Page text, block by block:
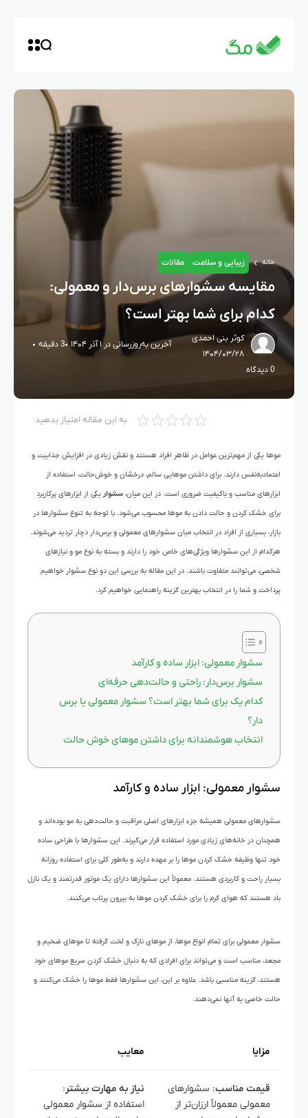
خانه زیبایی و سلامت مقالات
مقایسه سشوارهای برس‌دار و معمولی:
کدام برای شما بهتر است؟
کوثر بنی احمدی
۱۴۰۴/۰۳/۲۸
آخرین به‌روزرسانی در ۱ آذر ۱۴۰۴ 3 دقیقه
0 دیدگاه
به این مقاله امتیاز بدهید
موها یکی از مهم‌ترین عوامل در ظاهر افراد هستند و نقش زیادی در افزایش جذابیت و
اعتمادبه‌نفس دارند. برای داشتن موهایی سالم، درخشان و خوش‌حالت، استفاده از
ابزارهای مناسب و باکیفیت ضروری است. در این میان، سشوار یکی از ابزارهای پرکاربرد
برای خشک کردن و حالت دادن به موها محسوب می‌شود. با توجه به تنوع سشوارها در
بازار، بسیاری از افراد در انتخاب میان سشوارهای معمولی و برس‌دار دچار تردید می‌شوند.
هرکدام از این سشوارها ویژگی‌های خاص خود را دارند و بسته به نوع مو و نیازهای
شخصی، می‌توانند متفاوت باشند. در این مقاله به بررسی این دو نوع سشوار خواهیم
پرداخت و شما را در انتخاب بهترین گزینه راهنمایی خواهیم کرد.
سشوار معمولی: ابزار ساده و کارآمد
سشوار برس‌دار: راحتی و حالت‌دهی حرفه‌ای
کدام یک برای شما بهتر است؟ سشوار معمولی یا برس
دار؟
انتخاب هوشمندانه برای داشتن موهای خوش حالت
سشوار معمولی: ابزار ساده و کارآمد
سشوارهای معمولی همیشه جزء ابزارهای اصلی مراقبت و حالت‌دهی به مو بوده‌اند و
همچنان در خانه‌های زیادی مورد استفاده قرار می‌گیرند. این سشوارها با طراحی ساده
خود تنها وظیفه خشک کردن موها را بر عهده دارند و به‌طور کلی برای استفاده روزانه
بسیار راحت و کاربردی هستند. معمولاً این سشوارها دارای یک موتور قدرتمند و یک نازل
باد هستند که هوای گرم را برای خشک کردن موها به بیرون پرتاب می‌کنند.
سشوار معمولی برای تمام انواع موها، از موهای نازک و لخت گرفته تا موهای ضخیم و
مجعد، مناسب است و می‌تواند برای افرادی که به دنبال خشک کردن سریع موهای خود
هستند، گزینه مناسبی باشد. علاوه بر این، این سشوارها فقط موها را خشک می‌کنند و
حالت خاصی به آنها نمی‌دهند.
مزایا معایب
قیمت مناسب: سشوارهای
معمولی معمولاً ارزان‌تر از
نیاز به مهارت بیشتر:
استفاده از سشوار معمولی